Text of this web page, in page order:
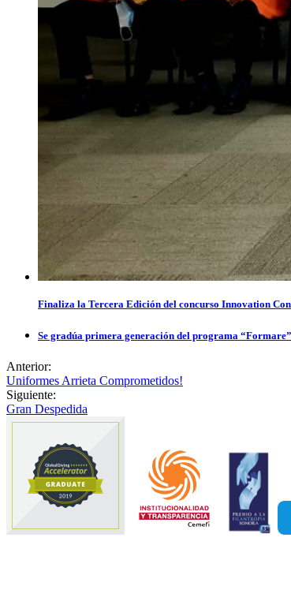
Finaliza la Tercera Edición del concurso Innovation
Se gradúa primera generación del programa “Formare”
Anterior:
Uniformes Arrieta Comprometidos!
Siguiente:
Gran Despedida